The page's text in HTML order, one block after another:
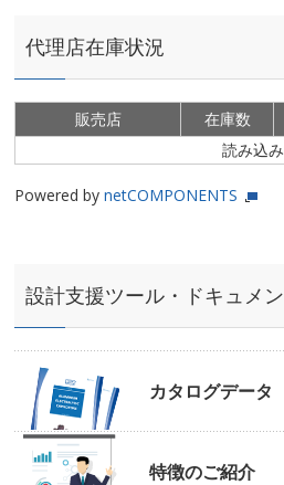
代理店在庫状況
販売店 在庫数
読み込
Powered by netCOMPONENTS
設計支援ツール・ドキュメ
カタログデータ
特徴のご紹介